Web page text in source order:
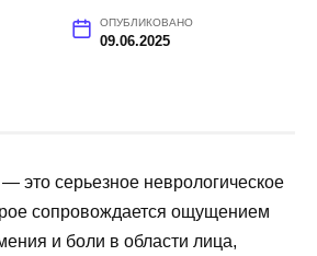
ОПУБЛИКОВАНО
09.06.2025
это серьезное неврологическое
сопровождается ощущением
и боли в области лица,